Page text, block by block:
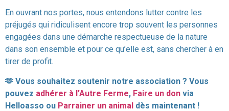
En ouvrant nos portes, nous entendons lutter contre les
préjugés qui ridiculisent encore trop souvent les personnes
engagées dans une démarche respectueuse de la nature
dans son ensemble et pour ce qu’elle est, sans chercher à en
tirer de profit.
🫶 Vous souhaitez soutenir notre association ? Vous
pouvez adhérer à l’Autre Ferme, Faire un don via
Helloasso ou Parrainer un animal dès maintenant !